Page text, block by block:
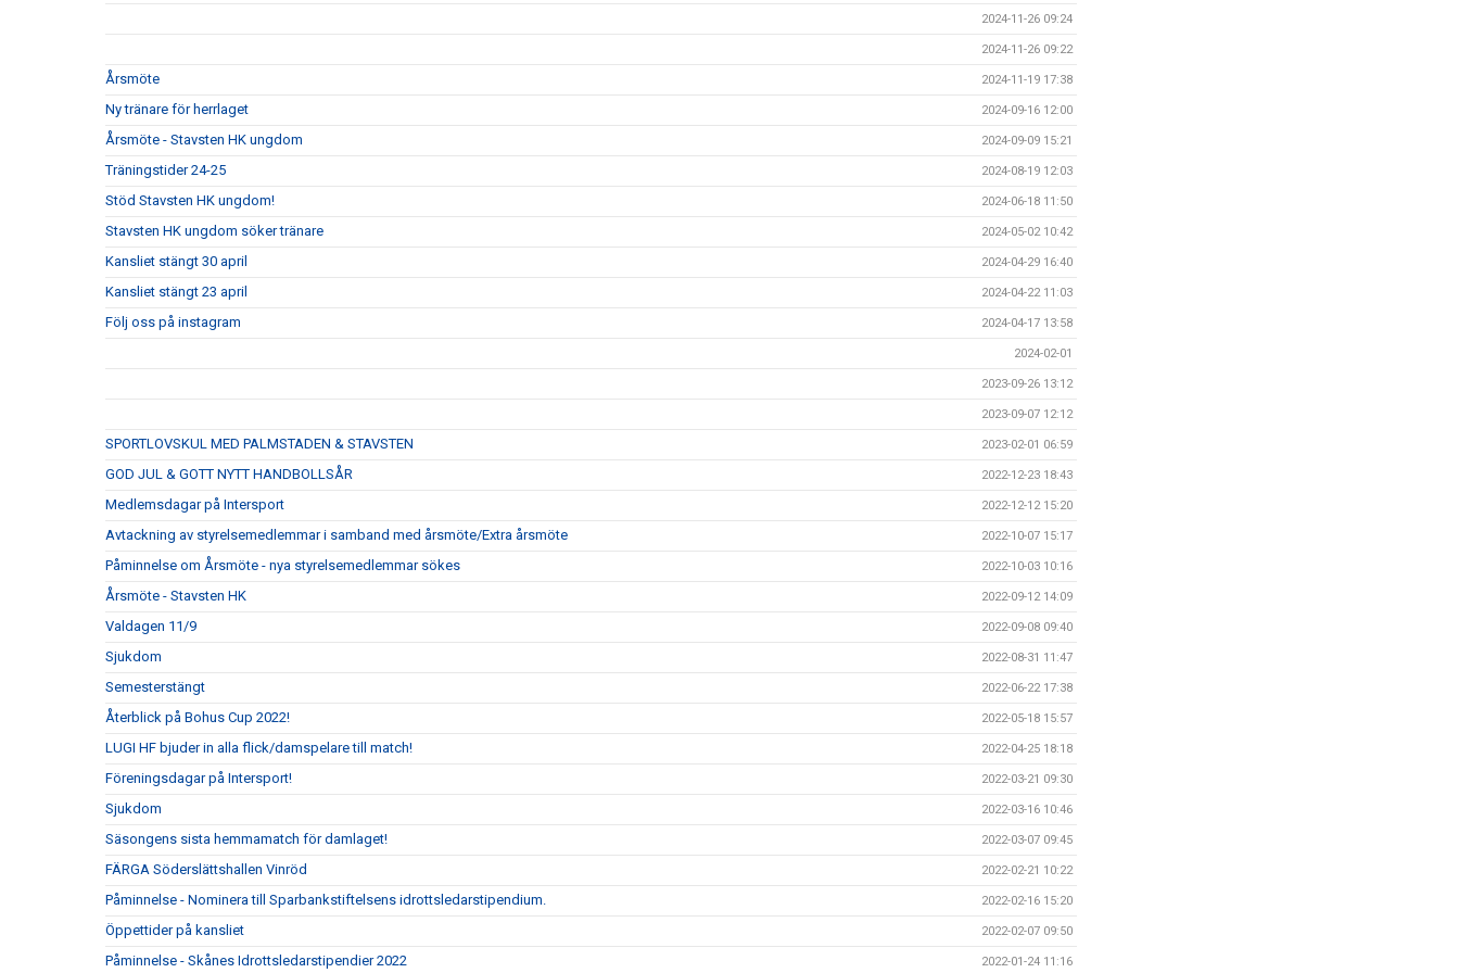
2024-11-26 09:24
2024-11-26 09:22
Årsmöte 2024-11-19 17:38
Ny tränare för herrlaget 2024-09-16 12:00
Årsmöte - Stavsten HK ungdom 2024-09-09 15:21
Träningstider 24-25 2024-08-19 12:03
Stöd Stavsten HK ungdom! 2024-06-18 11:50
Stavsten HK ungdom söker tränare 2024-05-02 10:42
Kansliet stängt 30 april 2024-04-29 16:40
Kansliet stängt 23 april 2024-04-22 11:03
Följ oss på instagram 2024-04-17 13:58
2024-02-01
2023-09-26 13:12
2023-09-07 12:12
SPORTLOVSKUL MED PALMSTADEN & STAVSTEN 2023-02-01 06:59
GOD JUL & GOTT NYTT HANDBOLLSÅR 2022-12-23 18:43
Medlemsdagar på Intersport 2022-12-12 15:20
Avtackning av styrelsemedlemmar i samband med årsmöte/Extra årsmöte 2022-10-07 15:17
Påminnelse om Årsmöte - nya styrelsemedlemmar sökes 2022-10-03 10:16
Årsmöte - Stavsten HK 2022-09-12 14:09
Valdagen 11/9 2022-09-08 09:40
Sjukdom 2022-08-31 11:47
Semesterstängt 2022-06-22 17:38
Återblick på Bohus Cup 2022! 2022-05-18 15:57
LUGI HF bjuder in alla flick/damspelare till match! 2022-04-25 18:18
Föreningsdagar på Intersport! 2022-03-21 09:30
Sjukdom 2022-03-16 10:46
Säsongens sista hemmamatch för damlaget! 2022-03-07 09:45
FÄRGA Söderslättshallen Vinröd 2022-02-21 10:22
Påminnelse - Nominera till Sparbankstiftelsens idrottsledarstipendium. 2022-02-16 15:20
Öppettider på kansliet 2022-02-07 09:50
Påminnelse - Skånes Idrottsledarstipendier 2022 2022-01-24 11:16